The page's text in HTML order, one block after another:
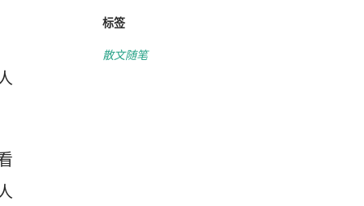
标签
散文随笔